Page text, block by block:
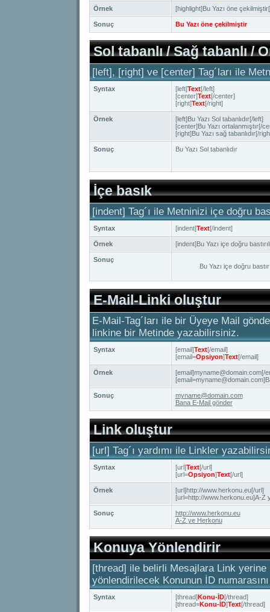
Örnek [highlight]Bu Yazı öne
Sonuç Bu Yazı öne çekilmiştir
Sol tabanlı / Sağ tabanlı /
[left], [right] ve [center] Tag´ları ile
Syntax [left]Text[/left]
[center]Text[/center]
[right]Text[/right]
Örnek
[left]Bu Yazı Sol tabanlıdır[/left]
[center]Bu Yazı ortalanmıştır[/
[right]Bu Yazı sağ tabanlıdır[/
Sonuç Bu Yazı Sol tabanlıdır
İçe basık
[indent] Tag´ı ile Metninizi içe doğru
Syntax [indent]Text[/indent]
Örnek [indent]Bu Yazı içe doğru
Sonuç
Bu Yazı içe doğru
E-Mail-Linki oluştur
E-Mail-Tag´ları ile bir Üyeye Mail
linkine bir Metinde yazabilirsiniz.
Syntax [email]Text[/email]
[email=Opsiyon]Text[/email]
Örnek
[email]myname@domain.com[/
Sonuç
myname@domain.com
Bana E-Mail gönder
Link oluştur
[url] Tag´ı yardımı ile Linkler
Syntax [url]Text[/url]
[url=Opsiyon]Text[/url]
Örnek
[url]http://www.herkonu.eu[/url]
[url=http://www.herkonu.eu]A-Z
Sonuç
http://www.herkonu.eu
A-Z ye Herkonu
Konuya Yönlendirir
[thread] ile belirli Mesajlara Link
yönlendirilecek Konunun İD
Syntax [thread]Konu-İD[/thread]
[thread=Konu-İD]Text[/thread]